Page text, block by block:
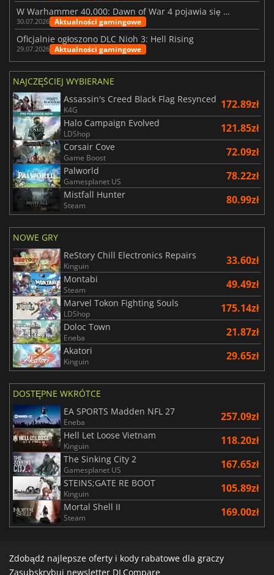
W Warhammer 40,000: Dawn of War 4 pojawia się frakcja Nekronów
30.07.2026 Aktualności gamingowe
Oficjalnie ogłoszono DLC Nioh 3: Hell Rising
29.07.2026 Aktualności gamingowe
NAJCZĘŚCIEJ WYBIERANE
Assassin's Creed Black Flag Resynced
K4G 172.89zł
Halo Campaign Evolved
LDShop 121.85zł
Corsair Cove
Game Boost 72.09zł
Palworld
Gamesplanet US 78.22zł
Mistfall Hunter
Steam 80.99zł
NOWE GRY
ReStory Chill Electronics Repairs
Kinguin 33.60zł
Montabi
Steam 49.49zł
Marvel Tokon Fighting Souls
LDShop 175.14zł
Doloc Town
Eneba 21.87zł
Akatori
Kinguin 29.65zł
DOSTĘPNE WKRÓTCE
EA SPORTS Madden NFL 27
Eneba 257.09zł
Hell Let Loose Vietnam
Kinguin 118.20zł
The Sinking City 2
Gamesplanet US 167.65zł
STEINS;GATE RE BOOT
Kinguin 105.89zł
Mortal Shell II
Steam 169.00zł
Zdobądź najlepsze oferty i kody rabatowe dla graczy
Zasubskrybuj newsletter DLCompare